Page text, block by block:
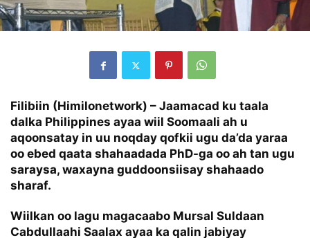
Filibiin (Himilonetwork) – Jaamacad ku taala
dalka Philippines ayaa wiil Soomaali ah u
aqoonsatay in uu noqday qofkii ugu da’da yaraa
oo ebed qaata shahaadada PhD-ga oo ah tan ugu
saraysa, waxayna guddoonsiisay shahaado
sharaf.
Wiilkan oo lagu magacaabo Mursal Suldaan
Cabdullaahi Saalax ayaa ka qalin jabiyay